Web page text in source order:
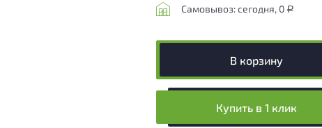
Самовывоз: сегодня, 0 Р
В корзину
Купить в 1 клик